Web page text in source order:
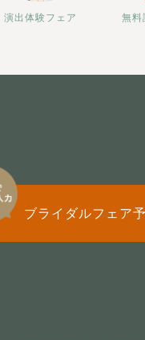
演出体験フェア 無料
ブライダルフェア